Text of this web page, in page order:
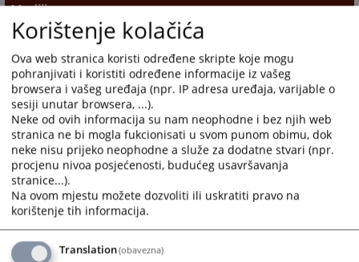
Promotivni materijali
Zakon o slobodi pristupa informacijama
Mediji
Osoba za odnose s javnošću
Zahtjevi za medijska obraćanja
Galerija
Slike
Korištenje kolačića
Ova web stranica koristi određene skripte koje mogu
pohranjivati i koristiti određene informacije iz vašeg
browsera i vašeg uređaja (npr. IP adresa uređaja, varijable o
sesiji unutar browsera, ...).
Neke od ovih informacija su nam neophodne i bez njih web
stranica ne bi mogla fukcionisati u svom punom obimu, dok
neke nisu prijeko neophodne a služe za dodatne stvari (npr.
procjenu nivoa posjećenosti, budućeg usavršavanja
stranice...).
Na ovom mjestu možete dozvoliti ili uskratiti pravo na
korištenje tih informacija.
Translation(obavezna)